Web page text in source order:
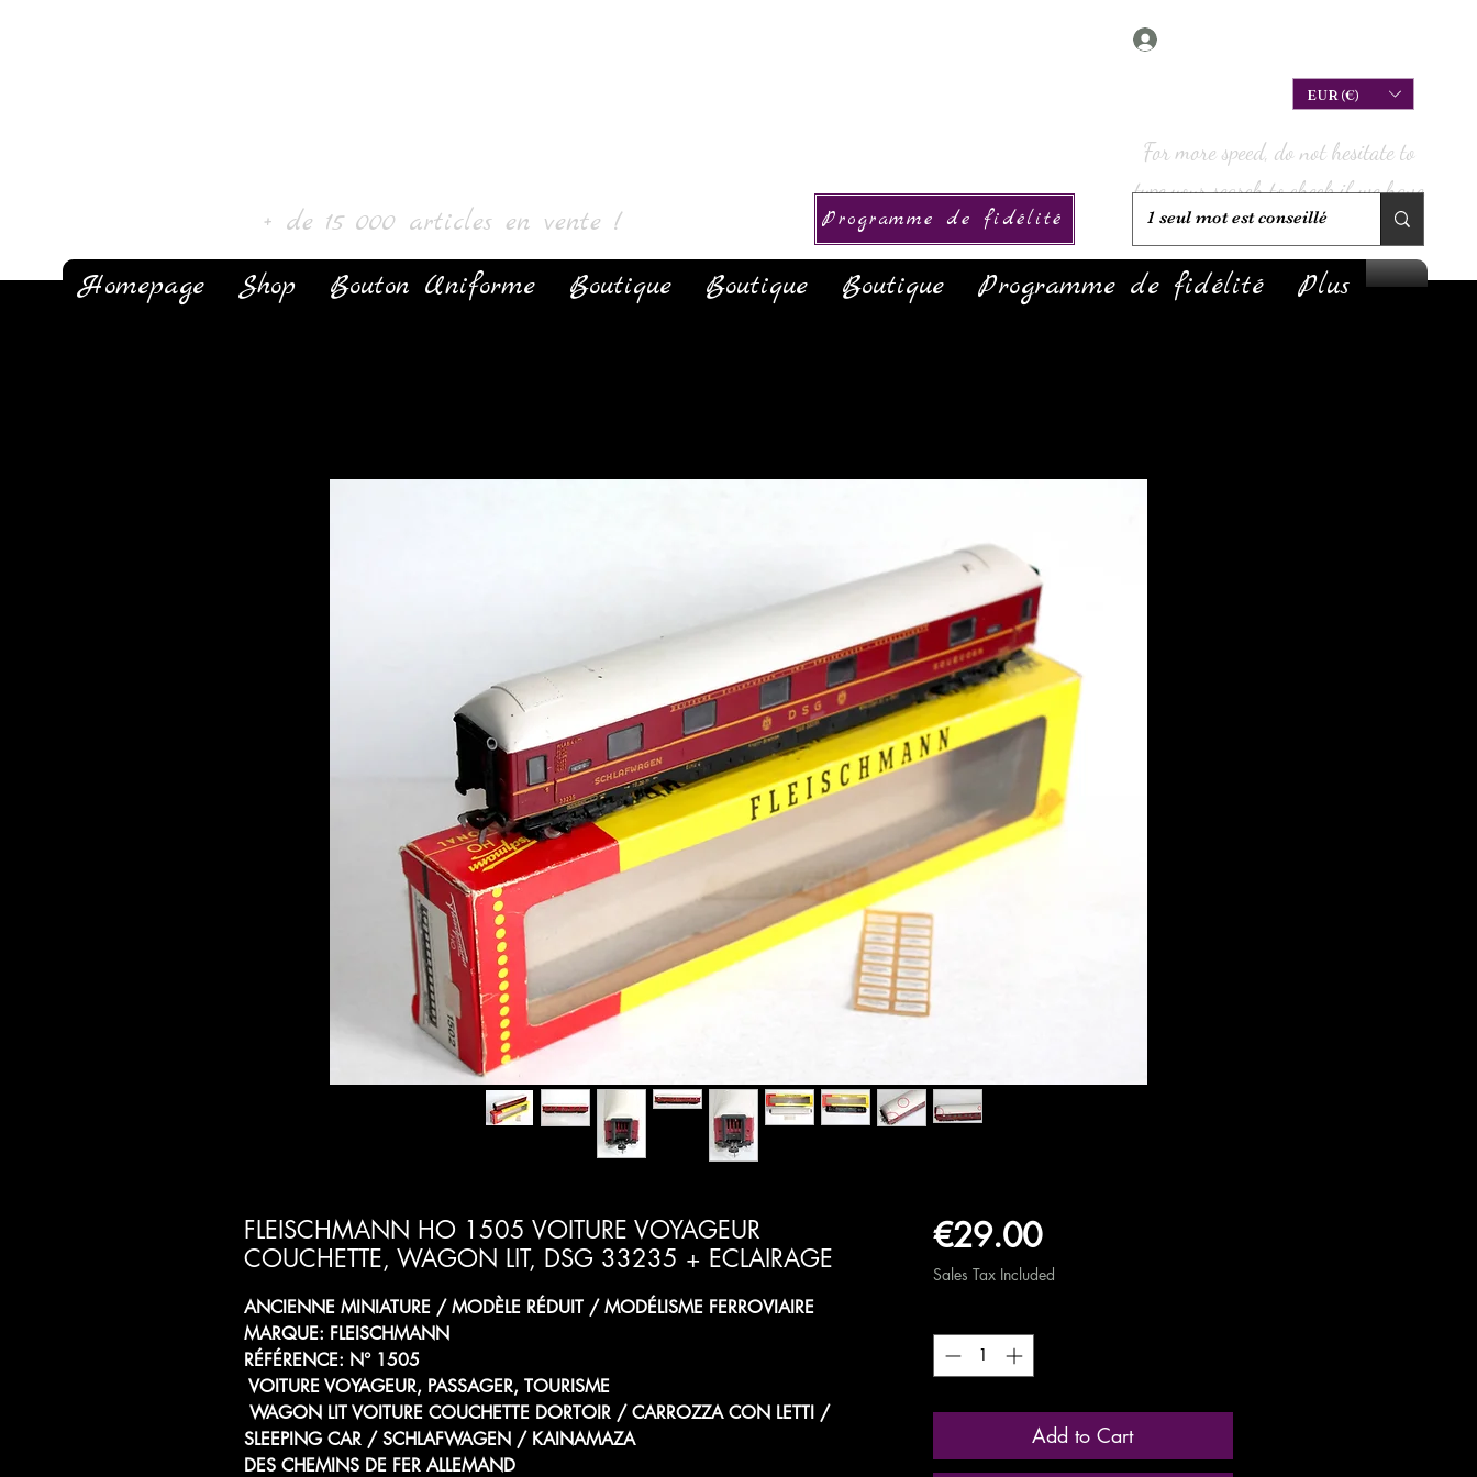
EUR (€)
+ de 15 000 articles en vente ! Programme de fidélité
Homepage Shop Bouton Uniforme Boutique Boutique Boutique Programme de fidélité Plus
FLEISCHMANN HO 1505 VOITURE VOYAGEUR
COUCHETTE, WAGON LIT, DSG 33235 + ECLAIRAGE
ANCIENNE MINIATURE / MODÈLE RÉDUIT / MODÉLISME FERROVIAIRE
MARQUE: FLEISCHMANN
RÉFÉRENCE: N° 1505
VOITURE VOYAGEUR, PASSAGER, TOURISME
WAGON LIT VOITURE COUCHETTE DORTOIR / CARROZZA CON LETTI /
SLEEPING CAR / SCHLAFWAGEN / KAINAMAZA
DES CHEMINS DE FER ALLEMAND
€29.00Price
Sales Tax Included
Add to Cart
For more speed, do not hesitate to
type your search to check if we have
it in stock!